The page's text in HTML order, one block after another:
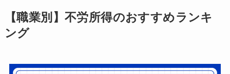
【職業別】不労所得のおすすめランキ
ング